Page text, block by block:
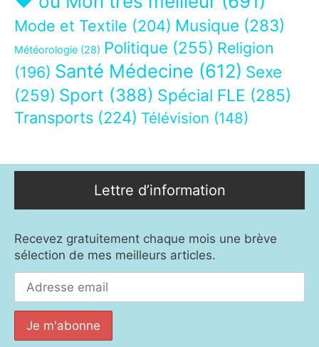
Mode et Textile (204) Musique (283)
Météorologie (28) Politique (255) Religion
(196) Santé Médecine (612) Sexe
(259) Sport (388) Spécial FLE (285)
Transports (224) Télévision (148)
Lettre d’information
Recevez gratuitement chaque mois une brève
sélection de mes meilleurs articles.